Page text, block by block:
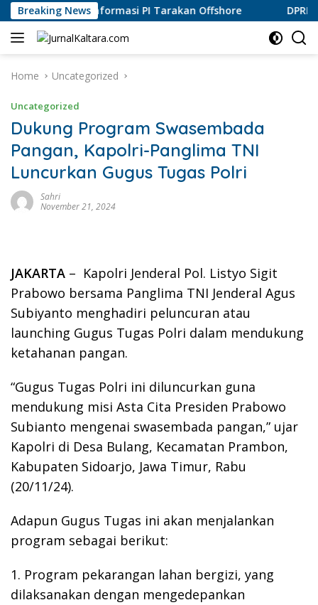
Skip
to
content
Breaking News
Luruskan Informasi PI Tarakan Offshore DPRD
Home Uncategorized
Uncategorized
Dukung Program Swasembada
Pangan, Kapolri-Panglima TNI
Luncurkan Gugus Tugas Polri
Sahri
November 21, 2024
JAKARTA – Kapolri Jenderal Pol. Listyo Sigit
Prabowo bersama Panglima TNI Jenderal Agus
Subiyanto menghadiri peluncuran atau
launching Gugus Tugas Polri dalam mendukung
ketahanan pangan.
“Gugus Tugas Polri ini diluncurkan guna
mendukung misi Asta Cita Presiden Prabowo
Subianto mengenai swasembada pangan,” ujar
Kapolri di Desa Bulang, Kecamatan Prambon,
Kabupaten Sidoarjo, Jawa Timur, Rabu
(20/11/24).
Adapun Gugus Tugas ini akan menjalankan
program sebagai berikut:
1. Program pekarangan lahan bergizi, yang
dilaksanakan dengan mengedepankan